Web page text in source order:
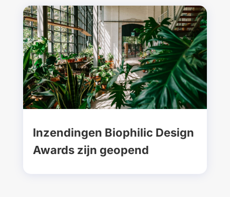
Inzendingen Biophilic Design
Awards zijn geopend